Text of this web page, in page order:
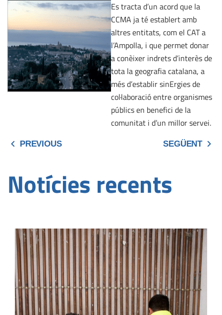
Es tracta d’un acord que la
CCMA ja té establert amb
altres entitats, com el CAT a
l’Ampolla, i que permet donar
a conèixer indrets d’interès de
tota la geografia catalana, a
més d’establir sinErgies de
col·laboració entre organismes
públics en benefici de la
comunitat i d’un millor servei.
PREVIOUS SEGÜENT
Notícies recents